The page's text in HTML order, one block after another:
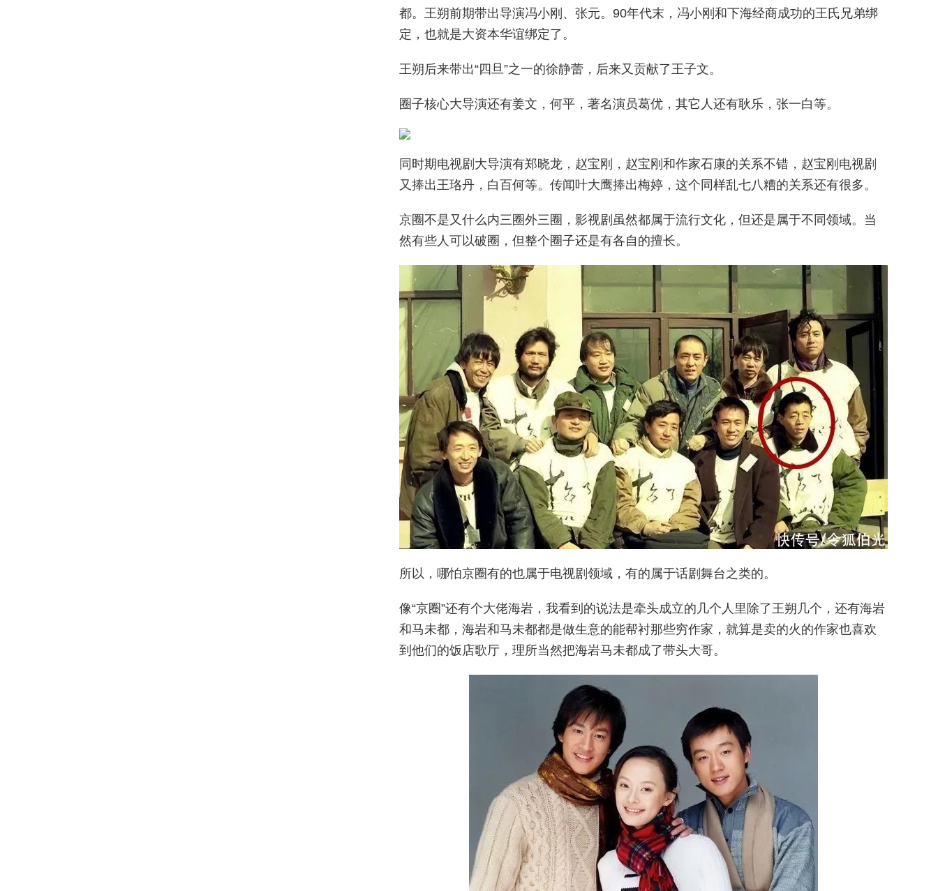
都。王朔前期带出导演冯小刚、张元。90年代末，冯小刚和下海经商成功的王氏兄弟绑
定，也就是大资本华谊绑定了。
王朔后来带出“四旦”之一的徐静蕾，后来又贡献了王子文。
圈子核心大导演还有姜文，何平，著名演员葛优，其它人还有耿乐，张一白等。
同时期电视剧大导演有郑晓龙，赵宝刚，赵宝刚和作家石康的关系不错，赵宝刚电视剧
又捧出王珞丹，白百何等。传闻叶大鹰捧出梅婷，这个同样乱七八糟的关系还有很多。
京圈不是又什么内三圈外三圈，影视剧虽然都属于流行文化，但还是属于不同领域。当
然有些人可以破圈，但整个圈子还是有各自的擅长。
所以，哪怕京圈有的也属于电视剧领域，有的属于话剧舞台之类的。
像“京圈”还有个大佬海岩， 我看到的说法是牵头成立的几个人里除了王朔几个，还有海岩
和马未都，海岩和马未都都是做生意的能帮衬那些穷作家，就算是卖的火的作家也喜欢
到他们的饭店歌厅，理所当然把海岩马未都成了带头大哥。